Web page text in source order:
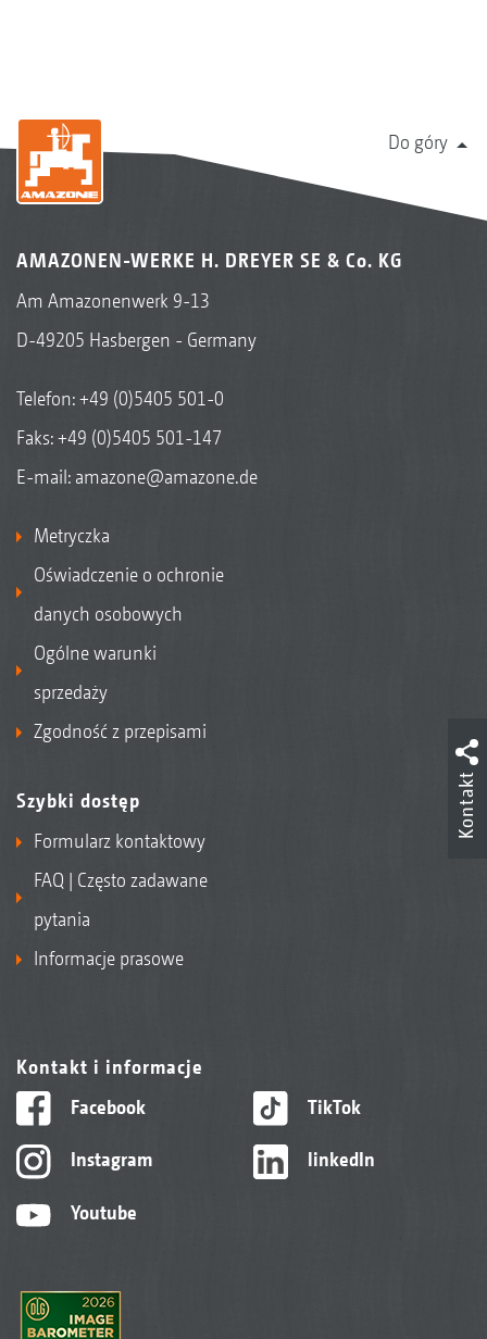
Do góry
AMAZONEN-WERKE H. DREYER SE & Co. KG
Am Amazonenwerk 9-13
D-49205 Hasbergen - Germany
Telefon:+49 (0)5405 501-0
Faks: +49 (0)5405 501-147
E-mail: amazone@amazone.de
Metryczka
Oświadczenie o ochronie
danych osobowych
Ogólne warunki
sprzedaży
Zgodność z przepisami
Szybki dostęp
Formularz kontaktowy
FAQ | Często zadawane
pytania
Informacje prasowe
Kontakt i informacje
Facebook
Instagram
Youtube
TikTok
linkedIn
Kontakt